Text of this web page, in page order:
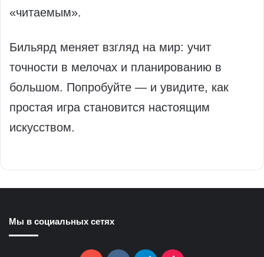
«читаемым».
Бильярд меняет взгляд на мир: учит
точности в мелочах и планированию в
большом. Попробуйте — и увидите, как
простая игра становится настоящим
искусством.
Мы в социальных сетях